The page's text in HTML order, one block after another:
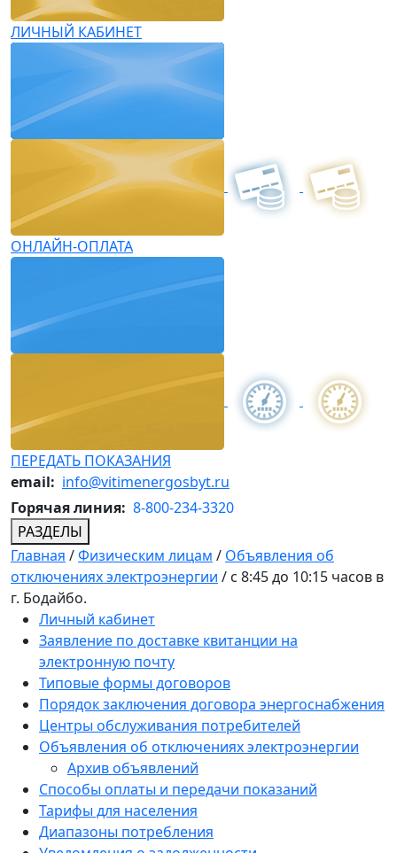
ЛИЧНЫЙ КАБИНЕТ
ОНЛАЙН-ОПЛАТА
ПЕРЕДАТЬ ПОКАЗАНИЯ
email: info@vitimenergosbyt.ru
Горячая линия: 8-800-234-3320
РАЗДЕЛЫ
Главная /Физическим лицам / Объявления об
отключениях электроэнергии / с 8:45 до 10:15 часов в
г. Бодайбо.
Личный кабинет
Заявление по доставке квитанции на
электронную почту
Типовые формы договоров
Порядок заключения договора энергоснабжения
Центры обслуживания потребителей
Объявления об отключениях электроэнергии
Архив объявлений
Способы оплаты и передачи показаний
Тарифы для населения
Диапазоны потребления